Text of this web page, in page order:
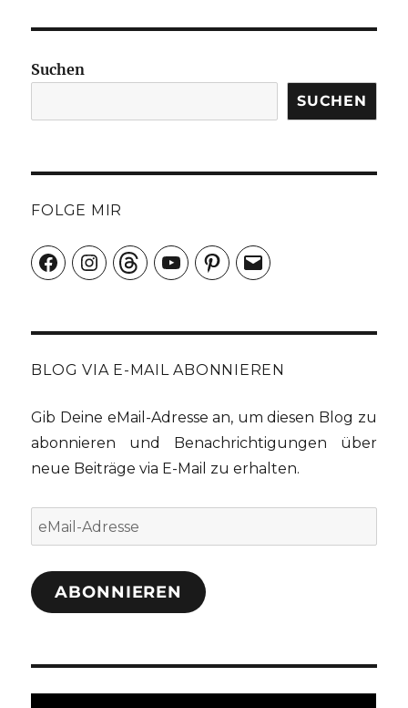
Camelot
Suchen
SUCHEN
FOLGE MIR
FacebookInstagramThreadsYouTubePinterest
E-
Mail
BLOG VIA E-MAIL ABONNIEREN
Gib Deine eMail-Adresse an, um diesen Blog zu
abonnieren und Benachrichtigungen über
neue Beiträge via E-Mail zu erhalten.
eMail-
Adresse
ABONNIEREN